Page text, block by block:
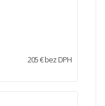
205 € bez DPH